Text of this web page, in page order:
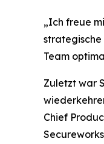
„Ich freue
strategische
Team
Zuletzt war
Chief